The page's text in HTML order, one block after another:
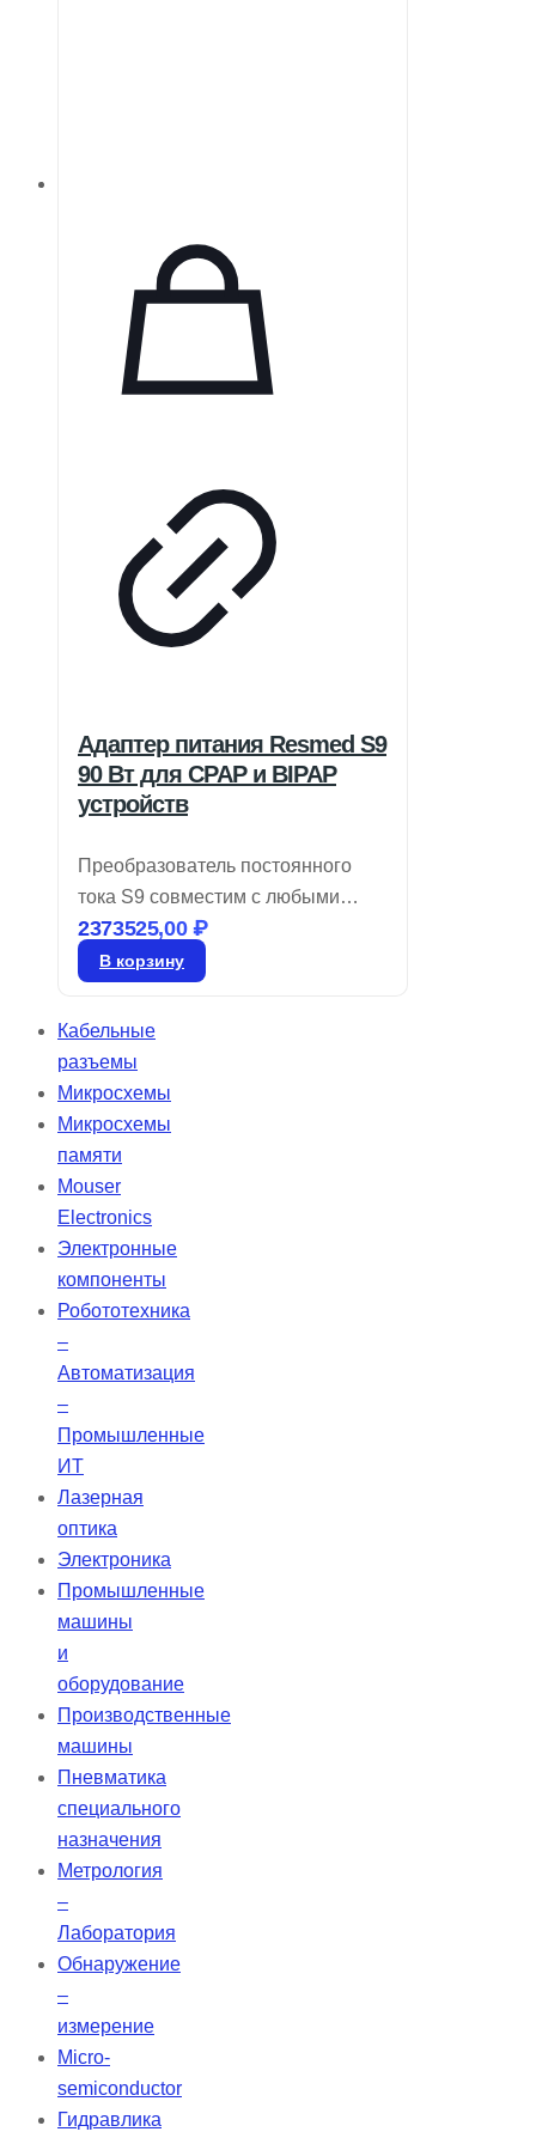
Адаптер питания Resmed S9
90 Вт для CPAP и BIPAP
устройств
Преобразователь постоянного
тока S9 совместим с любыми
устройствами CPAP, а также с
двухуровневыми моделями на
увлажнитель H5i™ и
2373525,00₽
В корзину
Кабельные
разъемы
Микросхемы
Микросхемы
памяти
Mouser
Electronics
Электронные
компоненты
Робототехника
–
Автоматизация
–
Промышленные
ИТ
Лазерная
оптика
Электроника
Промышленные
машины
и
оборудование
Производственные
машины
Пневматика
специального
назначения
Метрология
–
Лаборатория
Обнаружение
–
измерение
Micro-
semiconductor
Гидравлика